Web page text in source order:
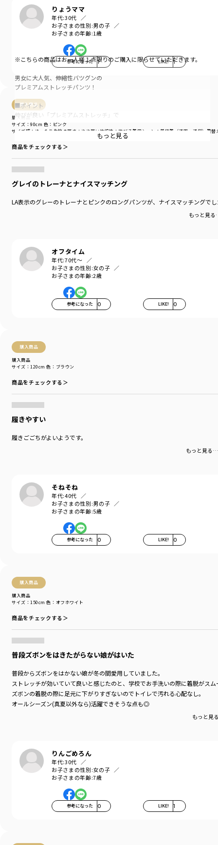
りょうママ
年代:30代
お子さまの性別:男の子
お子さまの年齢:1歳
参考になった 1 LIKE! 1
購入商品
購入商品
サイズ感 ：ゆったり 生地の厚さ ：やや厚い伸縮性 ：伸びる着用シーン ：普段着（通園・通学） 着替
サイズ：90cm 色：ピンク
商品をチェックする＞
グレイのトレーナとナイスマッチング
LA表示のグレーのトレーナとピンクのロングパンツが、ナイスマッチングで
もっと見
オフタイム
年代:70代～
お子さまの性別:女の子
お子さまの年齢:2歳
参考になった 0 LIKE! 0
購入商品
購入商品
サイズ：120cm 色：ブラウン
商品をチェックする＞
履きやすい
履きごごちがよいようです。
もっと見る…
そねそね
年代:40代
お子さまの性別:男の子
お子さまの年齢:5歳
参考になった 0 LIKE! 0
購入商品
購入商品
サイズ：150cm 色：オフホワイト
商品をチェックする＞
普段ズボンをはきたがらない娘がはいた
普段からズボンをはかない娘が冬の間愛用していました。
ストレッチが効いていて良いと感じたのと、学校でお手洗いの際に着脱がス
ズボンの着脱の際に足元に下がりすぎないのでトイレで汚れる心配なし。
オールシーズン(真夏以外なら)活躍できそうな点も◎
もっと見
りんごめろん
年代:30代
お子さまの性別:女の子
お子さまの年齢:7歳
参考になった 0 LIKE! 1
※こちらの商品はお一人様１点限りのご購入に限らせていただきます。
男女に大人気、伸縮性バツグンの
プレミアムストレッチパンツ！
■ポイント
伸びが良い「プレミアムストレッチ」で
着脱しやすい、動きやすい！
きれいなスキニーシルエットでスタイル良く、
「男女」や「ペア」で使って頂けます。
ずれにくい安心設計です。
■素材
しなやかなで上品な印象のツイル素材を使用。
-----
透け感：なし
伸縮性：あり
／
branshes
／アウトレット
商品番号
もっと見る